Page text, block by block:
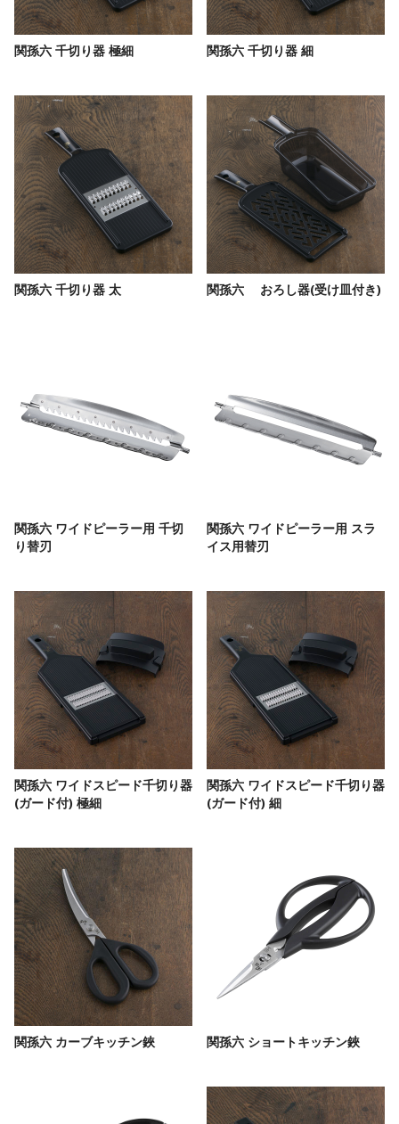
関孫六 千切り器 極細 関孫六 千切り器 細
関孫六 千切り器 太 関孫六 おろし器(受け皿付き)
関孫六 ワイドピーラー用 千切
り替刃
関孫六 ワイドピーラー用 スラ
イス用替刃
関孫六 ワイドスピード千切り器
(ガード付) 極細
関孫六 ワイドスピード千切り器
(ガード付) 細
関孫六 カーブキッチン鋏 関孫六 ショートキッチン鋏